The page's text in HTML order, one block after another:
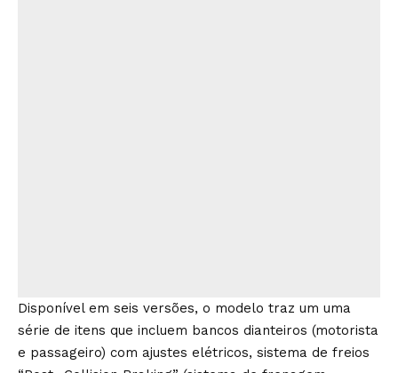
Disponível em seis versões, o modelo traz um uma
série de itens que incluem bancos dianteiros (motorista
e passageiro) com ajustes elétricos, sistema de freios